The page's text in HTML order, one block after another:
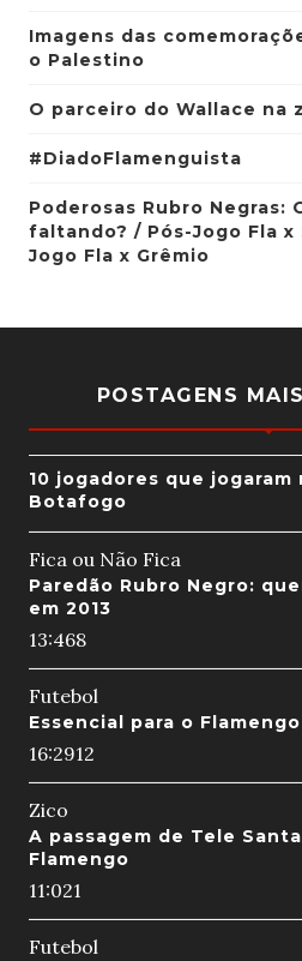
Imagens das
o Palestino
O parceiro do Wallace na
#DiadoFlamenguista
Poderosas Rubro Negras:
faltando? / Pós-Jogo Fla x
Jogo Fla x Grêmio
POSTAGENS
10 jogadores que jogaram
Botafogo
Fica ou Não Fica
Paredão Rubro Negro:
em 2013
13:468
Futebol
Essencial para o
16:2912
Zico
A passagem de Tele
Flamengo
11:021
Futebol